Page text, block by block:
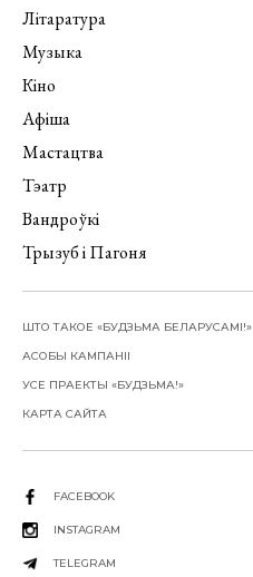
Літаратура
Музыка
Кіно
Афіша
Мастацтва
Тэатр
Вандроўкі
Трызуб і Пагоня
ШТО ТАКОЕ «БУДЗЬМА БЕЛАРУСАМІ!»
АСОБЫ КАМПАНІІ
УСЕ ПРАЕКТЫ «БУДЗЬМА!»
КАРТА САЙТА
FACEBOOK
INSTAGRAM
TELEGRAM